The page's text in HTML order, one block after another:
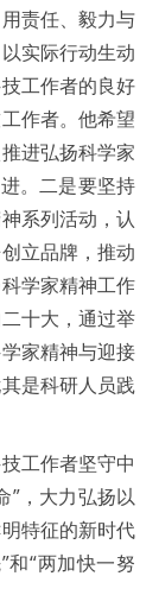
责任、毅力与
实际行动生动
工作者的良好
作者。他希望
进弘扬科学家
。二是要坚持
系列活动，认
立品牌，推动
学家精神工作
十大，通过举
家精神与迎接
是科研人员践
工作者坚守中
”，大力弘扬以
特征的新时代
和“两加快一努